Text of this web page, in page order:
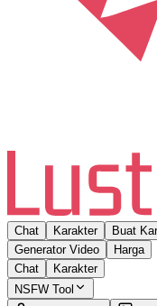
Chat Karakter Buat
Generator Video
Harga
Chat
Karakter
NSFW Tool